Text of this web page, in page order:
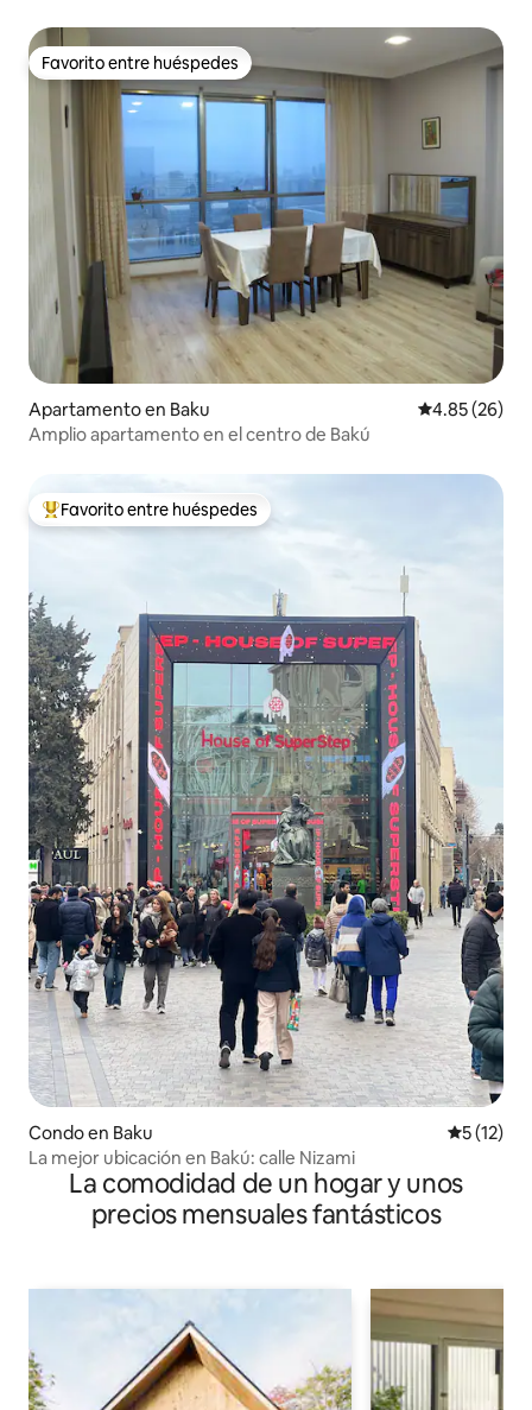
Favorito entre huéspedes
Favorito entre huéspedes
Apartamento en Baku Calificación
4.85 (26)
Amplio apartamento en el centro de Bakú
Favorito entre huéspedes preferido
Favorito entre huéspedes
Condo en Baku
5 (12)
La mejor ubicación en Bakú: calle Nizami
La comodidad de un hogar y unos
precios mensuales fantásticos